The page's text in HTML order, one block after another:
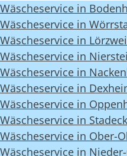
Wäscheservice in
Wäscheservice in
Wäscheservice in
Wäscheservice in
Wäscheservice in
Wäscheservice in
Wäscheservice in
Wäscheservice in
Wäscheservice in Ober-
Wäscheservice in